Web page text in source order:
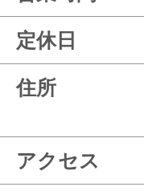
定休日
住所
アクセス